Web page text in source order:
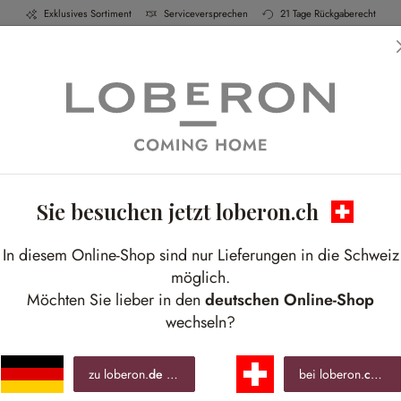
Exklusives Sortiment Serviceversprechen 21 Tage Rückgaberecht
Küche Schlafen Bad
Herbstgenuss
Atmosphäre für gesellige Momente
Sie besuchen jetzt loberon.ch
In diesem Online-Shop sind nur Lieferungen in die Schweiz
möglich.
Möchten Sie lieber in den deutschen Online-Shop
wechseln?
zu loberon.de bei loberon.ch